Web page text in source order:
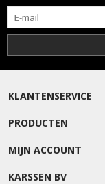
KLANTENSERVICE
PRODUCTEN
MIJN ACCOUNT
KARSSEN BV